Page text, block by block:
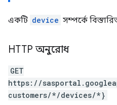
একটি device সম্পর্কে
HTTP অনুরোধ
GET
https://
customers/*/devices/*}